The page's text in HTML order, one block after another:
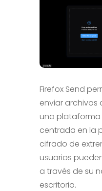
Firefox Send
enviar archivos
una plataforma
centrada en la
cifrado de
usuarios
a través de su
escritorio.